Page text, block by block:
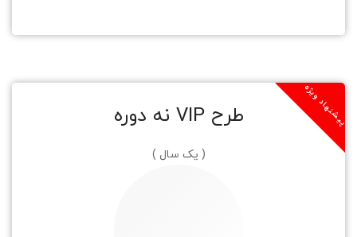
پیشنهاد ویژه طرح VIP نه دوره
( یک سال )